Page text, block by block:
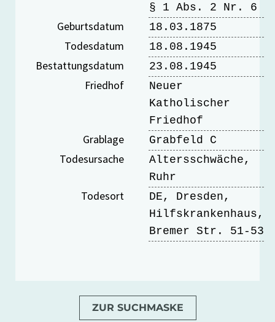
§ 1 Abs. 2 Nr. 6
Geburtsdatum 18.03.1875
Todesdatum 18.08.1945
Bestattungsdatum 23.08.1945
Friedhof
Neuer
Katholischer
Friedhof
Grablage Grabfeld C
Todesursache
Altersschwäche,
Ruhr
Todesort
DE, Dresden,
Hilfskrankenhaus,
Bremer Str. 51-53
ZUR SUCHMASKE